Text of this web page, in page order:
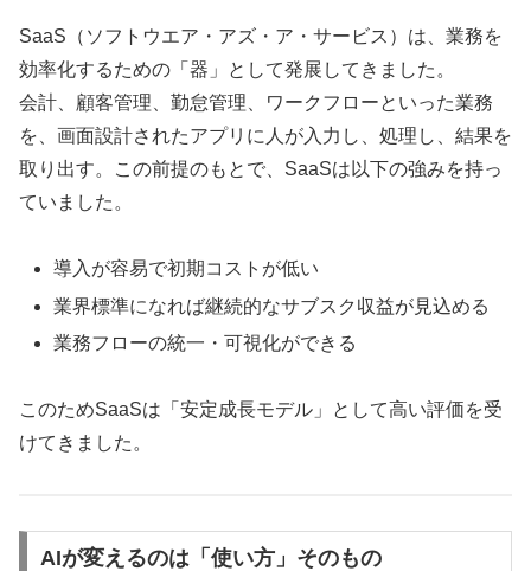
SaaS（ソフトウエア・アズ・ア・サービス）は、業務を
効率化するための「器」として発展してきました。
会計、顧客管理、勤怠管理、ワークフローといった業務
を、画面設計されたアプリに人が入力し、処理し、結果を
取り出す。この前提のもとで、SaaSは以下の強みを持っ
ていました。
導入が容易で初期コストが低い
業界標準になれば継続的なサブスク収益が見込める
業務フローの統一・可視化ができる
このためSaaSは「安定成長モデル」として高い評価を受
けてきました。
AIが変えるのは「使い方」そのもの